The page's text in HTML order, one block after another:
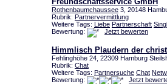
Rothenbaumchaussee 3, 20148
Rubrik: Partnervermittlung
Weitere Tags: Liebe Partnerschaft
Bewertung:
Jetzt bewerten
Himmlisch Plaudern der
Fehlinghöhe 24, 22309 Hamburg
Rubrik: Chat
Weitere Tags: Partnersuche Chat
Bewertung:
Jetzt